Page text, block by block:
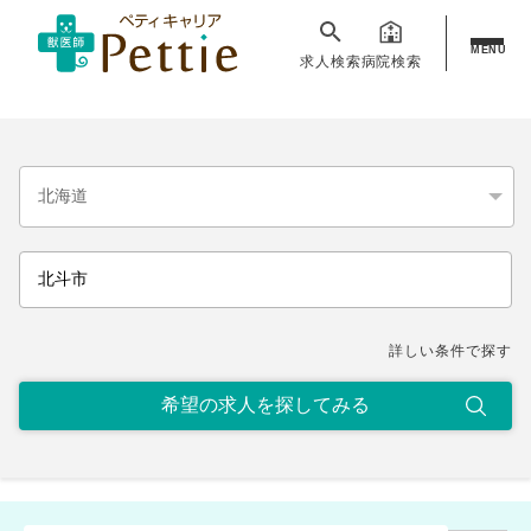
求人検索病院検索
MENU
詳しい条件で探す